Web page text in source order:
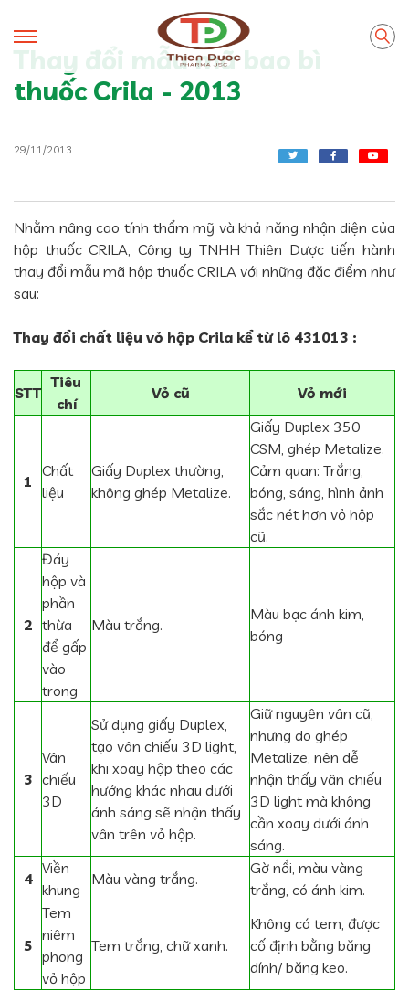
Thay đổi mẫu mã bao bì
thuốc Crila - 2013
29/11/2013
Nhằm nâng cao tính thẩm mỹ và khả năng nhận diện của
hộp thuốc CRILA, Công ty TNHH Thiên Dược tiến hành
thay đổi mẫu mã hộp thuốc CRILA với những đặc điểm như
sau:
Thay đổi chất liệu vỏ hộp Crila kể từ lô 431013 :
STT
Tiêu
chí
Vỏ cũ Vỏ mới
1
Chất
liệu
Giấy Duplex thường,
không ghép Metalize.
Giấy Duplex 350
CSM, ghép Metalize.
Cảm quan: Trắng,
bóng, sáng, hình ảnh
sắc nét hơn vỏ hộp
cũ.
2
Đáy
hộp và
phần
thừa
để gấp
vào
trong
Màu trắng.
Màu bạc ánh kim,
bóng
3
Vân
chiếu
3D
Sử dụng giấy Duplex,
tạo vân chiếu 3D light,
khi xoay hộp theo các
hướng khác nhau dưới
ánh sáng sẽ nhận thấy
vân trên vỏ hộp.
Giữ nguyên vân cũ,
nhưng do ghép
Metalize, nên dễ
nhận thấy vân chiếu
3D light mà không
cần xoay dưới ánh
sáng.
4
Viền
khung
Màu vàng trắng.
Gờ nổi, màu vàng
trắng, có ánh kim.
5
Tem
niêm
phong
vỏ hộp
Tem trắng, chữ xanh.
Không có tem, được
cố định bằng băng
dính/ băng keo.